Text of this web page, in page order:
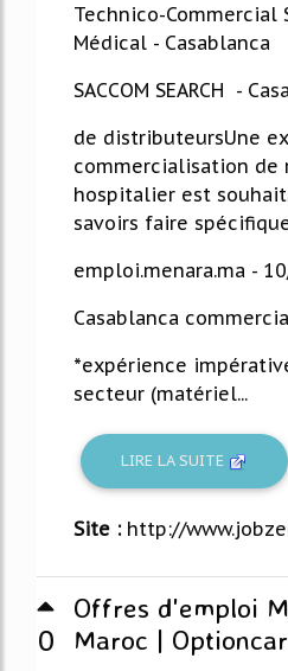
Technico-Commercial
Médical - Casablanca
SACCOM SEARCH -
de distributeursUne
commercialisation
hospitalier est
savoirs faire
emploi.menara.ma -
Casablanca
*expérience
secteur (matériel...
LIRE LA SUITE
Site : http://
0
Offres d'emploi
Maroc |